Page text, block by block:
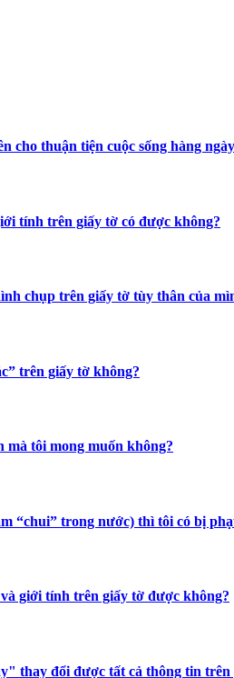
cho thuận tiện cuộc sống hàng
tính trên giấy tờ có được không?
chụp trên giấy tờ tùy thân của
trên giấy tờ không?
tôi mong muốn không?
“chui” trong nước) thì tôi có bị
giới tính trên giấy tờ được không?
thay đổi được tất cả thông tin trên